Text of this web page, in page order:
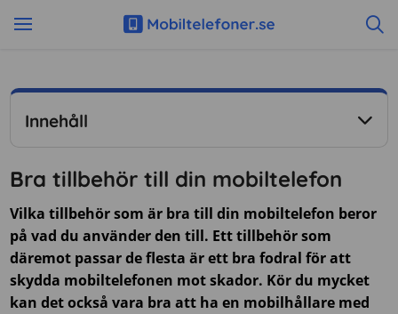
Innehåll
Bra tillbehör till din mobiltelefon
Vilka tillbehör som är bra till din mobiltelefon beror
på vad du använder den till. Ett tillbehör som
däremot passar de flesta är ett bra fodral för att
skydda mobiltelefonen mot skador. Kör du mycket
kan det också vara bra att ha en mobilhållare med